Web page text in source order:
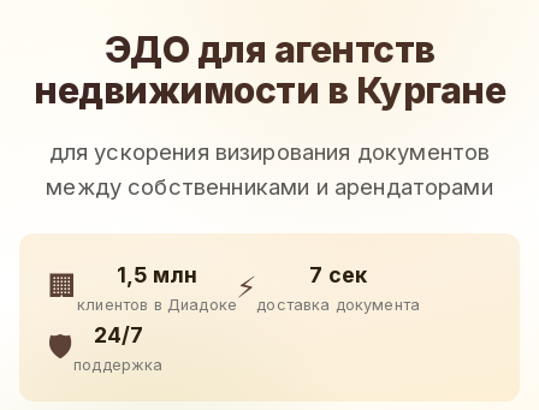
ЭДО для агентств
недвижимости в Кургане
для ускорения визирования документов
между собственниками и арендаторами
🏢 1,5 млн
клиентов в Диадоке
⚡ 7 сек
доставка документа
🛡️ 24/7
поддержка